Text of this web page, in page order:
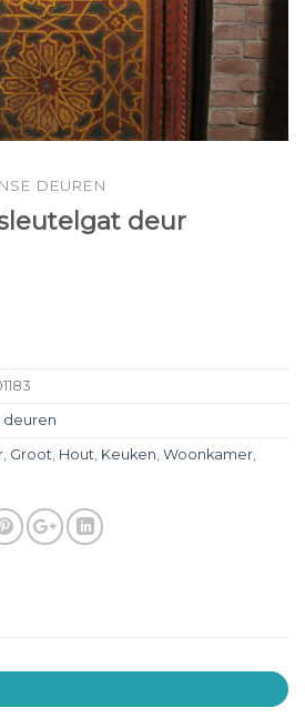
DEUREN
deur
deuren
, Groot, Hout, Keuken, Woonkamer,